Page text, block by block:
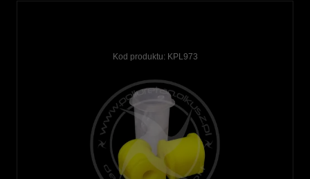
Kod produktu: KPL973